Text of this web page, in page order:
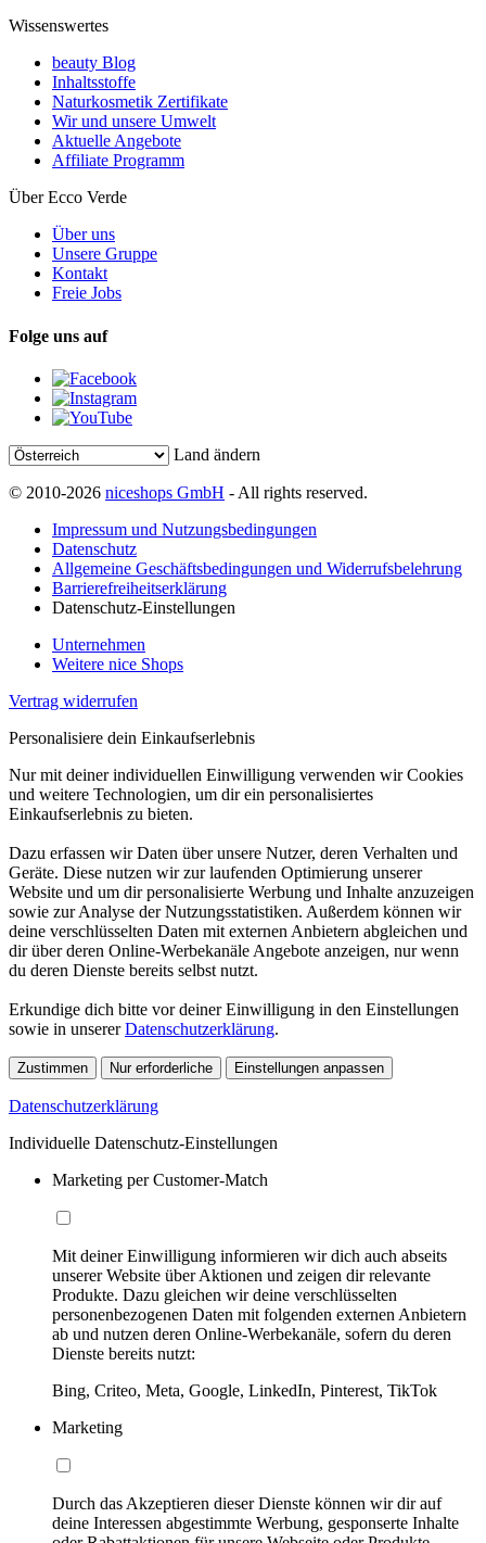
Wissenswertes
beauty Blog
Inhaltsstoffe
Naturkosmetik Zertifikate
Wir und unsere Umwelt
Aktuelle Angebote
Affiliate Programm
Über Ecco Verde
Über uns
Unsere Gruppe
Kontakt
Freie Jobs
Folge uns auf
Land ändern
© 2010-2026 niceshops GmbH - All rights reserved.
Impressum und Nutzungsbedingungen
Datenschutz
Allgemeine Geschäftsbedingungen und Widerrufsbelehrung
Barrierefreiheitserklärung
Datenschutz-Einstellungen
Unternehmen
Weitere nice Shops
Vertrag widerrufen
Personalisiere dein Einkaufserlebnis
Nur mit deiner individuellen Einwilligung verwenden wir Cookies
und weitere Technologien, um dir ein personalisiertes
Einkaufserlebnis zu bieten.
Dazu erfassen wir Daten über unsere Nutzer, deren Verhalten und
Geräte. Diese nutzen wir zur laufenden Optimierung unserer
Website und um dir personalisierte Werbung und Inhalte anzuzeigen
sowie zur Analyse der Nutzungsstatistiken. Außerdem können wir
deine verschlüsselten Daten mit externen Anbietern abgleichen und
dir über deren Online-Werbekanäle Angebote anzeigen, nur wenn
du deren Dienste bereits selbst nutzt.
Erkundige dich bitte vor deiner Einwilligung in den Einstellungen
sowie in unsererDatenschutzerklärung.
Zustimmen Nur erforderliche Einstellungen anpassen
Datenschutzerklärung
Individuelle Datenschutz-Einstellungen
Marketing per Customer-Match
Mit deiner Einwilligung informieren wir dich auch abseits
unserer Website über Aktionen und zeigen dir relevante
Produkte. Dazu gleichen wir deine verschlüsselten
personenbezogenen Daten mit folgenden externen Anbietern
ab und nutzen deren Online-Werbekanäle, sofern du deren
Dienste bereits nutzt:
Bing, Criteo, Meta, Google, LinkedIn, Pinterest, TikTok
Marketing
Durch das Akzeptieren dieser Dienste können wir dir auf
deine Interessen abgestimmte Werbung, gesponserte Inhalte